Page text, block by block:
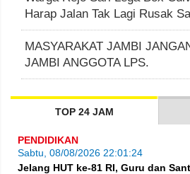
Harap Jalan Tak Lagi Rusak
MASYARAKAT JAMBI
JAMBI ANGGOTA LPS.
TOP 24 JAM
PENDIDIKAN
Sabtu, 08/08/2026 22:01:24
Jelang HUT ke-81 RI, Guru dan